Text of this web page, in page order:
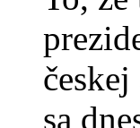
sa